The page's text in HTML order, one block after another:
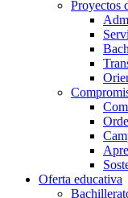
Proyectos
Oferta educativa